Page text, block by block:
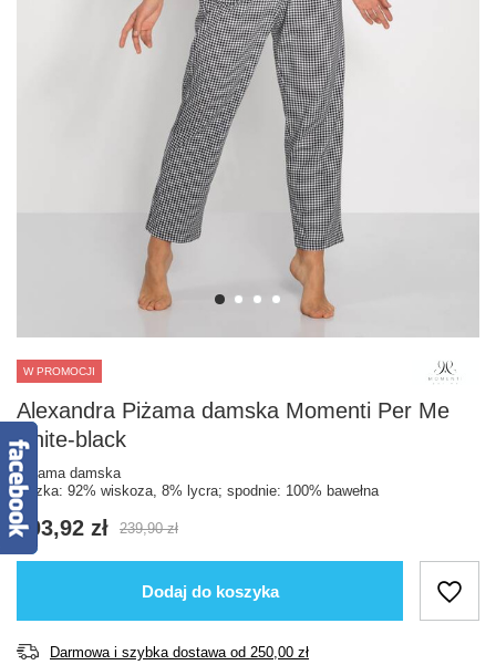
W PROMOCJI
Alexandra Piżama damska Momenti Per Me
white-black
Piżama damska
bluzka: 92% wiskoza, 8% lycra; spodnie: 100% bawełna
203,92 zł 239,90 zł
Dodaj do koszyka
Darmowa i szybka dostawaod 250,00 zł